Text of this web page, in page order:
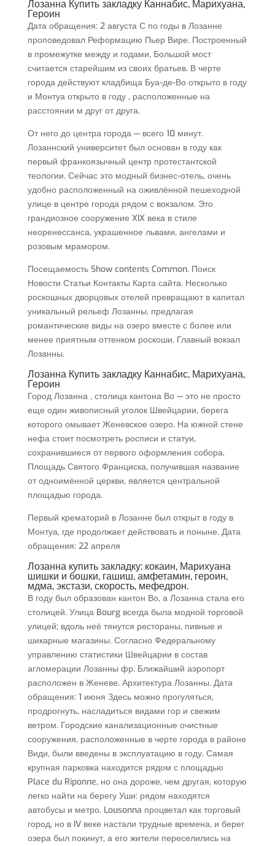
Лозанна Купить закладку Каннабис, Марихуана,
Героин
Дата обращения: 2 августа С по годы в Лозанне
проповедовал Реформацию Пьер Вире. Построенный
в промежутке между и годами, Большой мост
считается старейшим из своих братьев. В черте
города действуют кладбища Буа-де-Во открыто в году
и Монтуа открыто в году , расположенные на
расстоянии м друг от друга.
От него до центра города — всего 10 минут.
Лозаннский университет был основан в году как
первый франкоязычный центр протестантской
теологии. Сейчас это модный бизнес-отель, очень
удобно расположенный на оживлённой пешеходной
улице в центре города рядом с вокзалом. Это
грандиозное сооружение XIX века в стиле
неоренессанса, украшенное львами, ангелами и
розовым мрамором.
Посещаемость Show contents Common. Поиск
Новости Статьи Контакты Карта сайта. Несколько
роскошных дворцовых отелей превращают в капитал
уникальный рельеф Лозанны, предлагая
романтические виды на озеро вместе с более или
менее приятным оттенком роскоши. Главный вокзал
Лозанны.
Лозанна Купить закладку Каннабис, Марихуана,
Героин
Город Лозанна , столица кантона Во — это не просто
еще один живописный уголок Швейцарии, берега
которого омывает Женевское озеро. На южной стене
нефа стоит посмотреть росписи и статуи,
сохранившиеся от первого оформления собора.
Площадь Святого Франциска, получившая название
от одноимённой церкви, является центральной
площадью города.
Первый крематорий в Лозанне был открыт в году в
Монтуа, где продолжает действовать и поныне. Дата
обращения: 22 апреля
Лозанна купить закладку: кокаин, Марихуана
шишки и бошки, гашиш, амфетамин, героин,
мдма, экстази, скорость, мефедрон.
В году был образован кантон Во, а Лозанна стала его
столицей. Улица Bourg всегда была модной торговой
улицей; вдоль неё тянутся рестораны, пивные и
шикарные магазины. Согласно Федеральному
управлению статистики Швейцарии в состав
агломерации Лозанны фр. Ближайший аэропорт
расположен в Женеве. Архитектура Лозанны. Дата
обращения: 1 июня Здесь можно прогуляться,
продрогнуть, насладиться видами гор и свежим
ветром. Городские канализационные очистные
сооружения, расположенные в черте города в районе
Види, были введены в эксплуатацию в году. Самая
крупная парковка находится рядом с площадью
Place du Riponne, но она дороже, чем другая, которую
легко найти на берегу Уши: рядом находятся
автобусы и метро. Lousonna процветал как торговый
город, но в IV веке настали трудные времена, и берег
озера был покинут, а его жители переселились на